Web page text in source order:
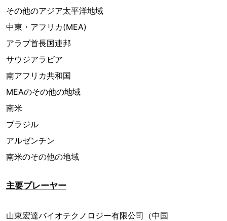
その他のアジア太平洋地域
中東・アフリカ(MEA)
アラブ首長国連邦
サウジアラビア
南アフリカ共和国
MEAのその他の地域
南米
ブラジル
アルゼンチン
南米のその他の地域
主要プレーヤー
山東宏達バイオテクノロジー有限公司（中国